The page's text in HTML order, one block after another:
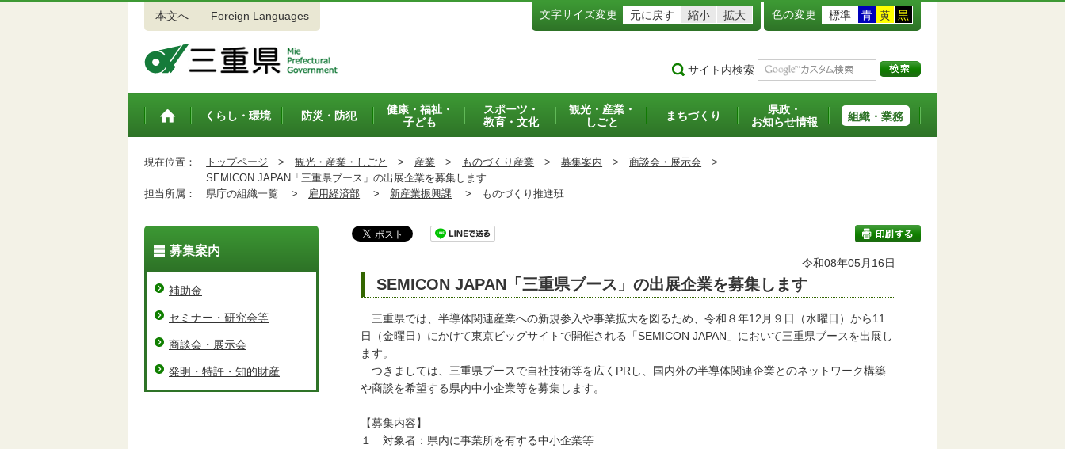
本文へ Foreign Languages 文字サイズ変更 元に戻す 縮小 拡大 色の変更 標準 青 黄 黒
サイト内検索
トップペ
くらし・環境 防災・防犯
健康・福祉・
子ども
スポーツ・
教育・文化
観光・産業・
しごと
まちづくり
県政・
お知らせ情報
組織・業務
現在位置： トップページ > 観光・産業・しごと > 産業 > ものづくり産業 > 募集案内 > 商談会・展示会 >
SEMICON JAPAN「三重県ブース」の出展企業を募集します
担当所属：
県庁の組織一覧 > 雇用経済部 > 新産業振興課 > ものづくり推進班
印刷する
令和08年05月16日
SEMICON JAPAN「三重県ブース」の出展企業を募集します
三重県では、半導体関連産業への新規参入や事業拡大を図るため、令和８年12月９日（水曜日）から11
日（金曜日）にかけて東京ビッグサイトで開催される「SEMICON JAPAN」において三重県ブースを出展し
ます。
つきましては、三重県ブースで自社技術等を広くPRし、国内外の半導体関連企業とのネットワーク構築
や商談を希望する県内中小企業等を募集します。
【募集内容】
１ 対象者：県内に事業所を有する中小企業等
募集案内
補助金
セミナー・研究会等
商談会・展示会
発明・特許・知的財産